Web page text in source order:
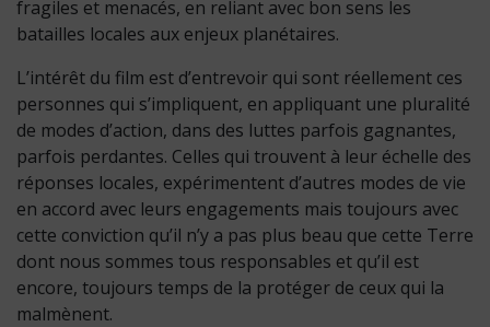
fragiles et menacés, en reliant avec bon sens les
batailles locales aux enjeux planétaires.
L’intérêt du film est d’entrevoir qui sont réellement ces
personnes qui s’impliquent, en appliquant une pluralité
de modes d’action, dans des luttes parfois gagnantes,
parfois perdantes. Celles qui trouvent à leur échelle des
réponses locales, expérimentent d’autres modes de vie
en accord avec leurs engagements mais toujours avec
cette conviction qu’il n’y a pas plus beau que cette Terre
dont nous sommes tous responsables et qu’il est
encore, toujours temps de la protéger de ceux qui la
malmènent.